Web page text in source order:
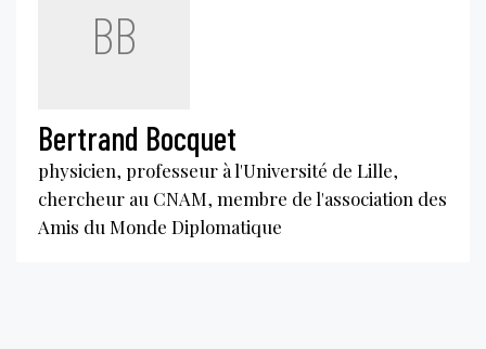
BB
Bertrand Bocquet
physicien, professeur à l'Université de Lille,
chercheur au CNAM, membre de l'association des
Amis du Monde Diplomatique